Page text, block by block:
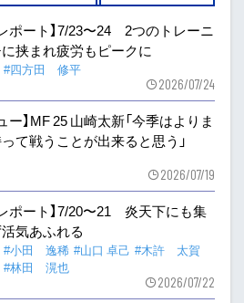
ポート】7/23〜24 2つのトレーニ
挟まれ疲労もピークに
#四方田 修平
2026/07/24
ー】MF 25 山崎太新「今季はよりま
て戦うことが出来ると思う」
2026/07/19
ポート】7/20〜21 炎天下にも集
気あふれる
#小田 逸稀 #山口 卓己 #木許 太賀
#林田 滉也
2026/07/22